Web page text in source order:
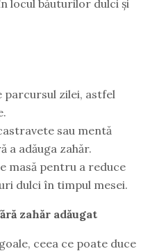
locul băuturilor dulci și
parcursul zilei, astfel
sau mentă
adăuga zahăr.
masă pentru a reduce
dulci în timpul mesei.
zahăr adăugat
ceea ce poate duce